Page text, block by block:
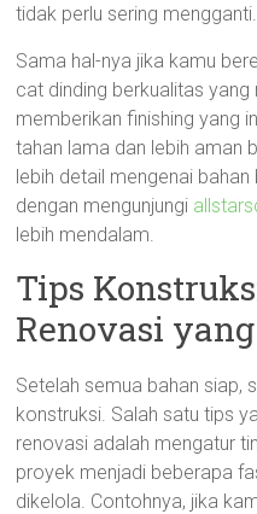
tidak perlu sering mengganti.
Sama hal-nya jika kamu
cat dinding berkualitas yang
memberikan finishing yang
tahan lama dan lebih aman
lebih detail mengenai
dengan mengunjungi
lebih mendalam.
Tips
Renovasi
Setelah semua bahan siap,
konstruksi. Salah satu tips
renovasi adalah mengatur
proyek menjadi beberapa
dikelola. Contohnya, jika